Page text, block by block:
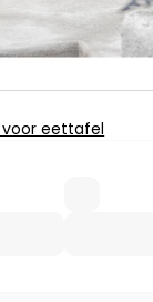
voor eettafel